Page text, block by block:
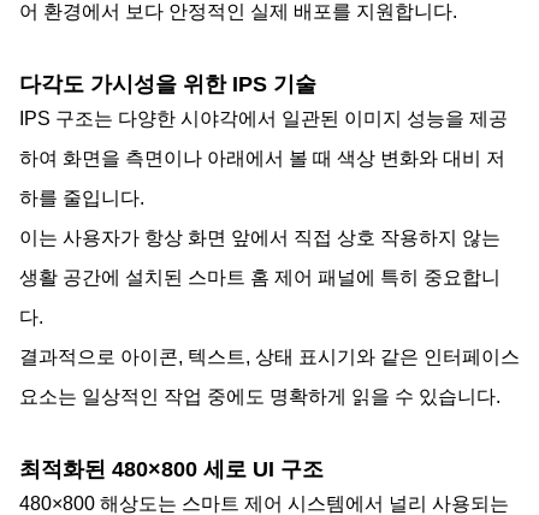
어 환경에서 보다 안정적인 실제 배포를 지원합니다.
다각도 가시성을 위한 IPS 기술
IPS 구조는 다양한 시야각에서 일관된 이미지 성능을 제공
하여 화면을 측면이나 아래에서 볼 때 색상 변화와 대비 저
하를 줄입니다.
이는 사용자가 항상 화면 앞에서 직접 상호 작용하지 않는
생활 공간에 설치된 스마트 홈 제어 패널에 특히 중요합니
다.
결과적으로 아이콘, 텍스트, 상태 표시기와 같은 인터페이스
요소는 일상적인 작업 중에도 명확하게 읽을 수 있습니다.
최적화된 480×800 세로 UI 구조
480×800 해상도는 스마트 제어 시스템에서 널리 사용되는